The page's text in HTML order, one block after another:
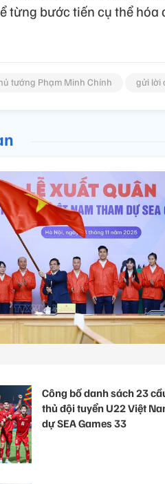
từng bước tiến cụ thể hóa
tướng Phạm Minh Chính gửi lời
Công bố danh sách 23
thủ đội tuyển U22 Việt
dự SEA Games 33